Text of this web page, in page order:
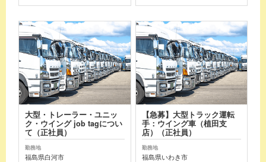
大型・トレーラー・ユニッ
ク・ウイング job tagについ
て（正社員）
勤務地
福島県白河市
【急募】大型トラック運転
手：ウイング車（植田支
店）（正社員）
勤務地
福島県いわき市